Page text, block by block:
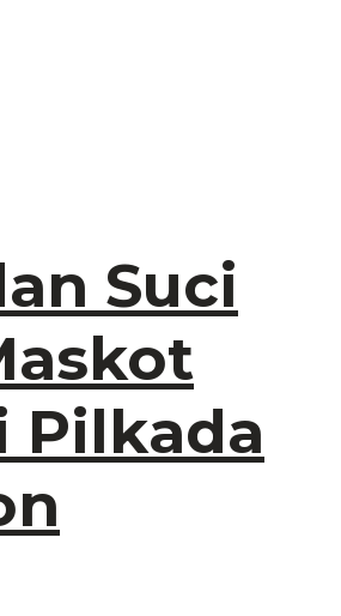
Suci
Pilkada